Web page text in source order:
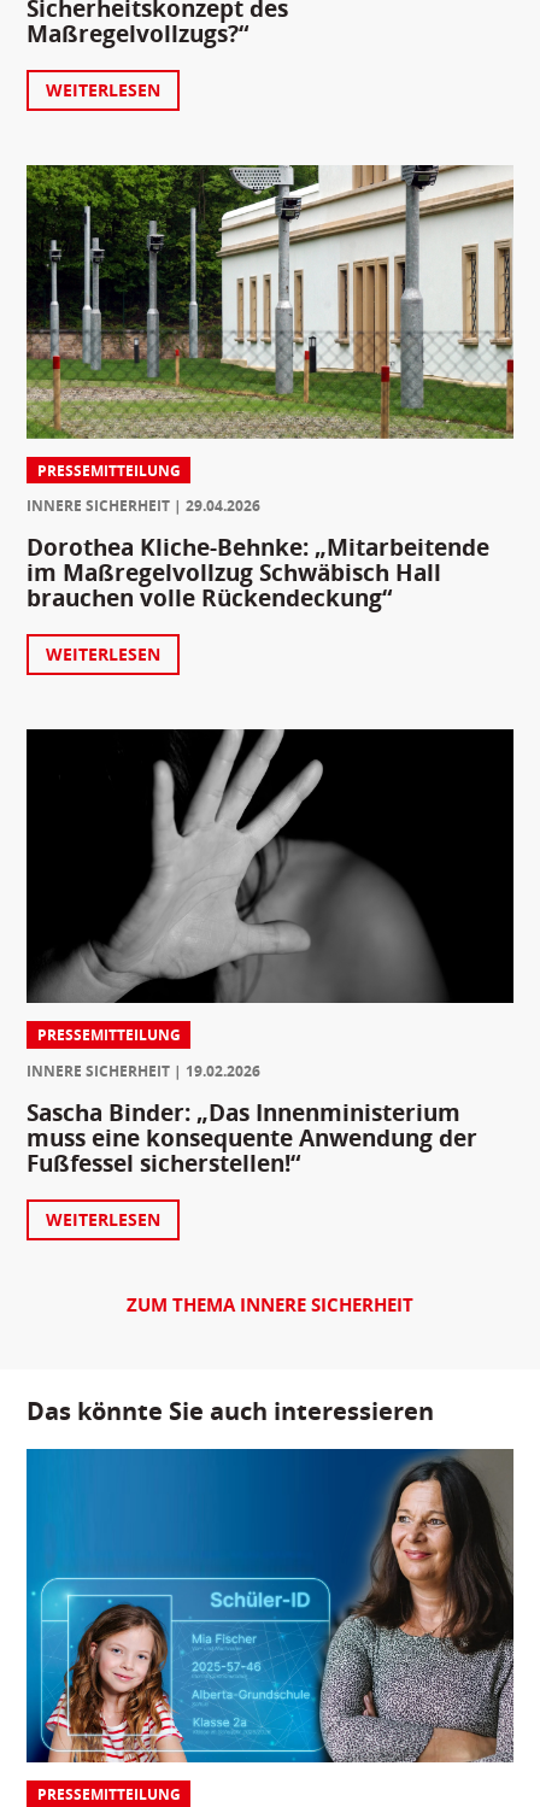
Sicherheitskonzept des
Maßregelvollzugs?“
WEITERLESEN
PRESSEMITTEILUNG
INNERE SICHERHEIT
29.04.2026
Dorothea Kliche-Behnke: „Mitarbeitende
im Maßregelvollzug Schwäbisch Hall
brauchen volle Rückendeckung“
WEITERLESEN
PRESSEMITTEILUNG
INNERE SICHERHEIT
19.02.2026
Sascha Binder: „Das Innenministerium
muss eine konsequente Anwendung der
Fußfessel sicherstellen!“
WEITERLESEN
ZUM THEMA INNERE SICHERHEIT
Das könnte Sie auch interessieren
PRESSEMITTEILUNG